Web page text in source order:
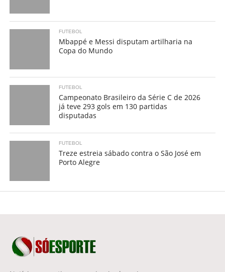
FUTEBOL
Mbappé e Messi disputam artilharia na
Copa do Mundo
FUTEBOL
Campeonato Brasileiro da Série C de 2026
já teve 293 gols em 130 partidas
disputadas
FUTEBOL
Treze estreia sábado contra o São José em
Porto Alegre